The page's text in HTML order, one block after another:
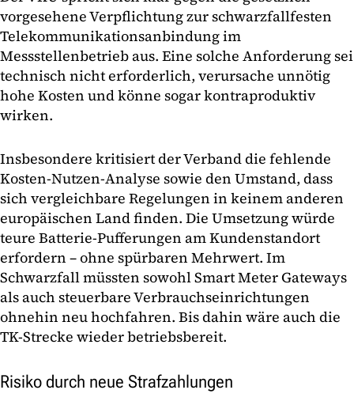
vorgesehene Verpflichtung zur schwarzfallfesten
Telekommunikationsanbindung im
Messstellenbetrieb aus. Eine solche Anforderung sei
technisch nicht erforderlich, verursache unnötig
hohe Kosten und könne sogar kontraproduktiv
wirken.
Insbesondere kritisiert der Verband die fehlende
Kosten-Nutzen-Analyse sowie den Umstand, dass
sich vergleichbare Regelungen in keinem anderen
europäischen Land finden. Die Umsetzung würde
teure Batterie-Pufferungen am Kundenstandort
erfordern – ohne spürbaren Mehrwert. Im
Schwarzfall müssten sowohl Smart Meter Gateways
als auch steuerbare Verbrauchseinrichtungen
ohnehin neu hochfahren. Bis dahin wäre auch die
TK-Strecke wieder betriebsbereit.
Risiko durch neue Strafzahlungen